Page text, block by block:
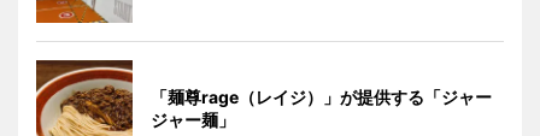
「麺尊rage（レイジ）」が提供する「ジャー
ジャー麺」